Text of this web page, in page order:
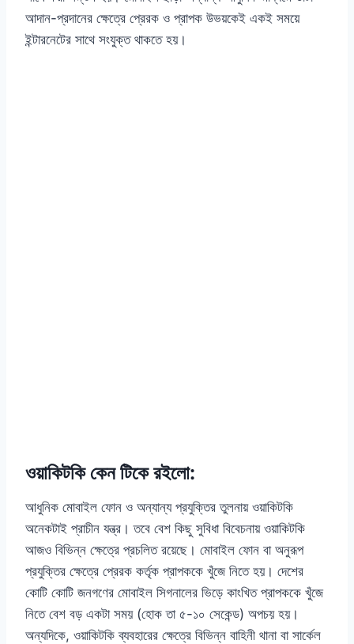
আদান-প্রদানের ক্ষেত্রে প্রেরক ও প্রাপক উভয়কেই একই সময়ে
ইন্টারনেটের সাথে সংযুক্ত থাকতে হয়।
ওয়াকিটকি কেন টিকে রইলো:
আধুনিক মোবাইল ফোন ও অন্যান্য প্রযুক্তির তুলনায় ওয়াকিটকি
অনেকটাই প্রাচীন যন্ত্র। তবে বেশ কিছু সুবিধা বিবেচনায় ওয়াকিটকি
আজও বিভিন্ন ক্ষেত্রে প্রচলিত রয়েছে। মোবাইল ফোন বা অনুরূপ
প্রযুক্তির ক্ষেত্রে প্রেরক কর্তৃক প্রাপককে খুঁজে নিতে হয়। দেশের
কোটি কোটি জনগণের মোবাইল সিগনালের ভিড়ে কাংখিত প্রাপককে খুঁজে
নিতে বেশ বড় একটা সময় (হোক তা ৫-১০ সেকেন্ড) অপচয় হয়।
অন্যদিকে, ওয়াকিটকি ব্যবহারের ক্ষেত্রে বিভিন্ন বাহিনী থানা বা সার্কেল